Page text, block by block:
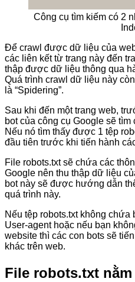
Công cụ tìm kiếm có 2
Để crawl được dữ liệu của
các liên kết từ trang này đến
thập được dữ liệu thông qua
Quá trình crawl dữ liệu này
là “Spidering”.
Sau khi đến một trang web,
bot của công cụ Google sẽ
Nếu nó tìm thấy được 1 tệp
đầu tiên trước khi tiến hành
File robots.txt sẽ chứa các
Google nên thu thập dữ liệu
bot này sẽ được hướng dẫn
quá trình này.
Nếu tệp robots.txt không chứa
User-agent hoặc nếu bạn
website thì các con bots sẽ
khác trên web.
File robots.txt